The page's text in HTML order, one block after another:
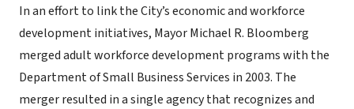
In an effort to link the City’s economic and workforce
development initiatives, Mayor Michael R. Bloomberg
merged adult workforce development programs with the
Department of Small Business Services in 2003. The
merger resulted in a single agency that recognizes and